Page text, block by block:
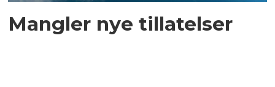
Mangler nye tillatelser